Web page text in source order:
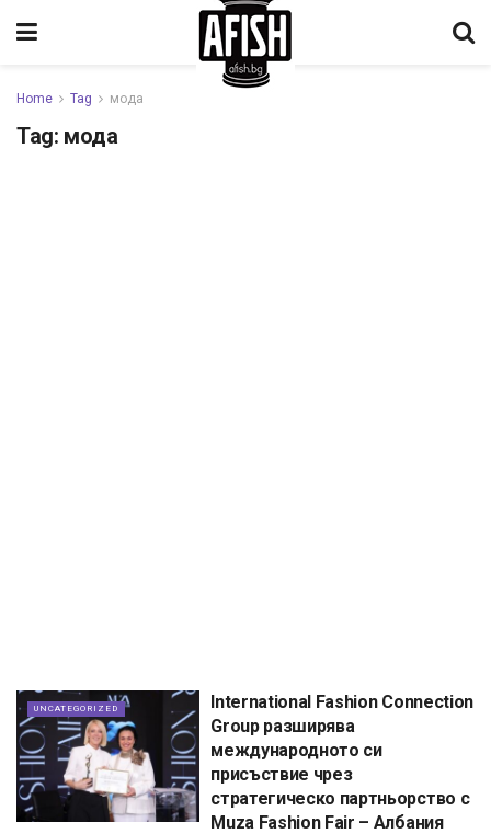
Home Tag мода
Tag: мода
UNCATEGORIZED
International Fashion Connection
Group разширява
международното си
присъствие чрез
стратегическо партньорство с
Muza Fashion Fair – Албания